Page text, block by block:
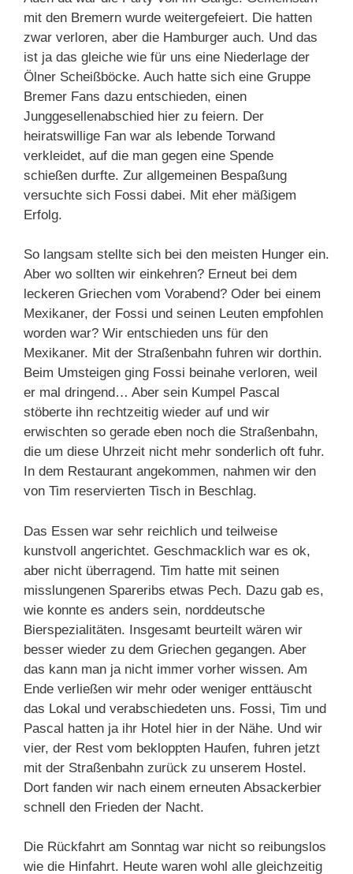
mit den Bremern wurde weitergefeiert. Die hatten
zwar verloren, aber die Hamburger auch. Und das
ist ja das gleiche wie für uns eine Niederlage der
Ölner Scheißböcke. Auch hatte sich eine Gruppe
Bremer Fans dazu entschieden, einen
Junggesellenabschied hier zu feiern. Der
heiratswillige Fan war als lebende Torwand
verkleidet, auf die man gegen eine Spende
schießen durfte. Zur allgemeinen Bespaßung
versuchte sich Fossi dabei. Mit eher mäßigem
Erfolg.
So langsam stellte sich bei den meisten Hunger ein.
Aber wo sollten wir einkehren? Erneut bei dem
leckeren Griechen vom Vorabend? Oder bei einem
Mexikaner, der Fossi und seinen Leuten empfohlen
worden war? Wir entschieden uns für den
Mexikaner. Mit der Straßenbahn fuhren wir dorthin.
Beim Umsteigen ging Fossi beinahe verloren, weil
er mal dringend… Aber sein Kumpel Pascal
stöberte ihn rechtzeitig wieder auf und wir
erwischten so gerade eben noch die Straßenbahn,
die um diese Uhrzeit nicht mehr sonderlich oft fuhr.
In dem Restaurant angekommen, nahmen wir den
von Tim reservierten Tisch in Beschlag.
Das Essen war sehr reichlich und teilweise
kunstvoll angerichtet. Geschmacklich war es ok,
aber nicht überragend. Tim hatte mit seinen
misslungenen Spareribs etwas Pech. Dazu gab es,
wie konnte es anders sein, norddeutsche
Bierspezialitäten. Insgesamt beurteilt wären wir
besser wieder zu dem Griechen gegangen. Aber
das kann man ja nicht immer vorher wissen. Am
Ende verließen wir mehr oder weniger enttäuscht
das Lokal und verabschiedeten uns. Fossi, Tim und
Pascal hatten ja ihr Hotel hier in der Nähe. Und wir
vier, der Rest vom bekloppten Haufen, fuhren jetzt
mit der Straßenbahn zurück zu unserem Hostel.
Dort fanden wir nach einem erneuten Absackerbier
schnell den Frieden der Nacht.
Die Rückfahrt am Sonntag war nicht so reibungslos
wie die Hinfahrt. Heute waren wohl alle gleichzeitig